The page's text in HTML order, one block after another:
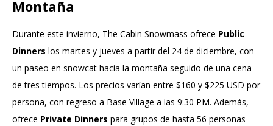
Montaña
Durante este invierno, The Cabin Snowmass ofrece Public
Dinners los martes y jueves a partir del 24 de diciembre, con
un paseo en snowcat hacia la montaña seguido de una cena
de tres tiempos. Los precios varían entre $160 y $225 USD por
persona, con regreso a Base Village a las 9:30 PM. Además,
ofrece Private Dinners para grupos de hasta 56 personas